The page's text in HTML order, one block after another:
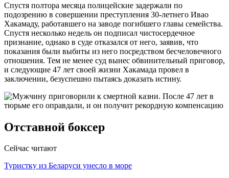
Спустя полтора месяца полицейские задержали по
подозрению в совершении преступления 30-летнего Ивао
Хакамаду, работавшего на заводе погибшего главы семейства.
Спустя несколько недель он подписал чистосердечное
признание, однако в суде отказался от него, заявив, что
показания были выбиты из него посредством бесчеловечного
отношения. Тем не менее суд вынес обвинительный приговор,
и следующие 47 лет своей жизни Хакамада провел в
заключении, безуспешно пытаясь доказать истину.
Отставной боксер
Сейчас читают
Туристку из Беларуси унесло в море